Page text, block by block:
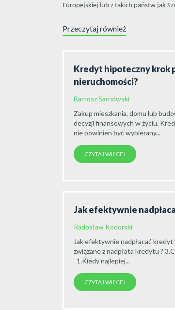
Europejskiej lub z takich państw jak
Przeczytaj również
Kredyt hipoteczny krok
nieruchomości?
Bartosz Sarnowski
Zakup mieszkania, domu lub
decyzji finansowych w życiu.
nie powinien być wybierany...
CZYTAJ WIĘCEJ
Jak efektywnie
Radosław Kodorski
Jak efektywnie nadpłacać
związane z nadpłata kredytu ?
1.Kiedy najlepiej...
CZYTAJ WIĘCEJ